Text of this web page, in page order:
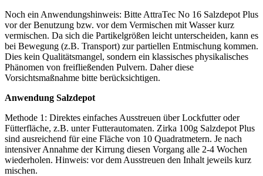
Noch ein Anwendungshinweis: Bitte AttraTec No 16 Salzdepot Plus
vor der Benutzung bzw. vor dem Vermischen mit Wasser kurz
vermischen. Da sich die Partikelgrößen leicht unterscheiden, kann es
bei Bewegung (z.B. Transport) zur partiellen Entmischung kommen.
Dies kein Qualitätsmangel, sondern ein klassisches physikalisches
Phänomen von freifließenden Pulvern. Daher diese
Vorsichtsmaßnahme bitte berücksichtigen.
Anwendung Salzdepot
Methode 1: Direktes einfaches Ausstreuen über Lockfutter oder
Fütterfläche, z.B. unter Futterautomaten. Zirka 100g Salzdepot Plus
sind ausreichend für eine Fläche von 10 Quadratmetern. Je nach
intensiver Annahme der Kirrung diesen Vorgang alle 2-4 Wochen
wiederholen. Hinweis: vor dem Ausstreuen den Inhalt jeweils kurz
mischen.